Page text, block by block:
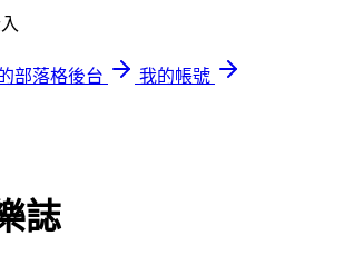
部落格後台
我的帳號
誌